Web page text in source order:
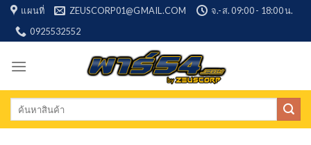
Skip
content
แผนที่ ZEUSCORP01@GMAIL.COM
จ.-ส. 09:00 - 18:00 น.
0925532552
Search